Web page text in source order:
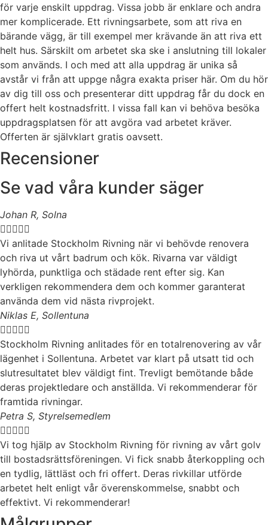
för varje enskilt uppdrag. Vissa jobb är enklare och andra
mer komplicerade. Ett rivningsarbete, som att riva en
bärande vägg, är till exempel mer krävande än att riva ett
helt hus. Särskilt om arbetet ska ske i anslutning till lokaler
som används. I och med att alla uppdrag är unika så
avstår vi från att uppge några exakta priser här. Om du hör
av dig till oss och presenterar ditt uppdrag får du dock en
offert helt kostnadsfritt. I vissa fall kan vi behöva besöka
uppdragsplatsen för att avgöra vad arbetet kräver.
Offerten är självklart gratis oavsett.
Recensioner
Se vad våra kunder säger
Johan R, Solna

Vi anlitade Stockholm Rivning när vi behövde renovera
och riva ut vårt badrum och kök. Rivarna var väldigt
lyhörda, punktliga och städade rent efter sig. Kan
verkligen rekommendera dem och kommer garanterat
använda dem vid nästa rivprojekt.
Niklas E, Sollentuna

Stockholm Rivning anlitades för en totalrenovering av vår
lägenhet i Sollentuna. Arbetet var klart på utsatt tid och
slutresultatet blev väldigt fint. Trevligt bemötande både
deras projektledare och anställda. Vi rekommenderar för
framtida rivningar.
Petra S, Styrelsemedlem

Vi tog hjälp av Stockholm Rivning för rivning av vårt golv
till bostadsrättsföreningen. Vi fick snabb återkoppling och
en tydlig, lättläst och fri offert. Deras rivkillar utförde
arbetet helt enligt vår överenskommelse, snabbt och
effektivt. Vi rekommenderar!